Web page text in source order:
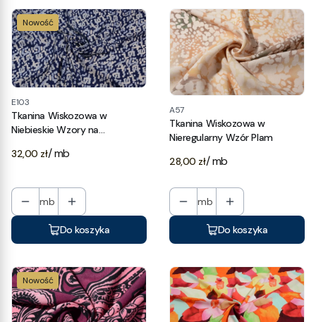
Nowość
E103
Tkanina Wiskozowa w
Niebieskie Wzory na
Cena
32,00 zł/ mb
mb
Do koszyka
A57
Tkanina Wiskozowa w
Nieregularny Wzór Plam
Cena
28,00 zł/ mb
mb
Do koszyka
Nowość